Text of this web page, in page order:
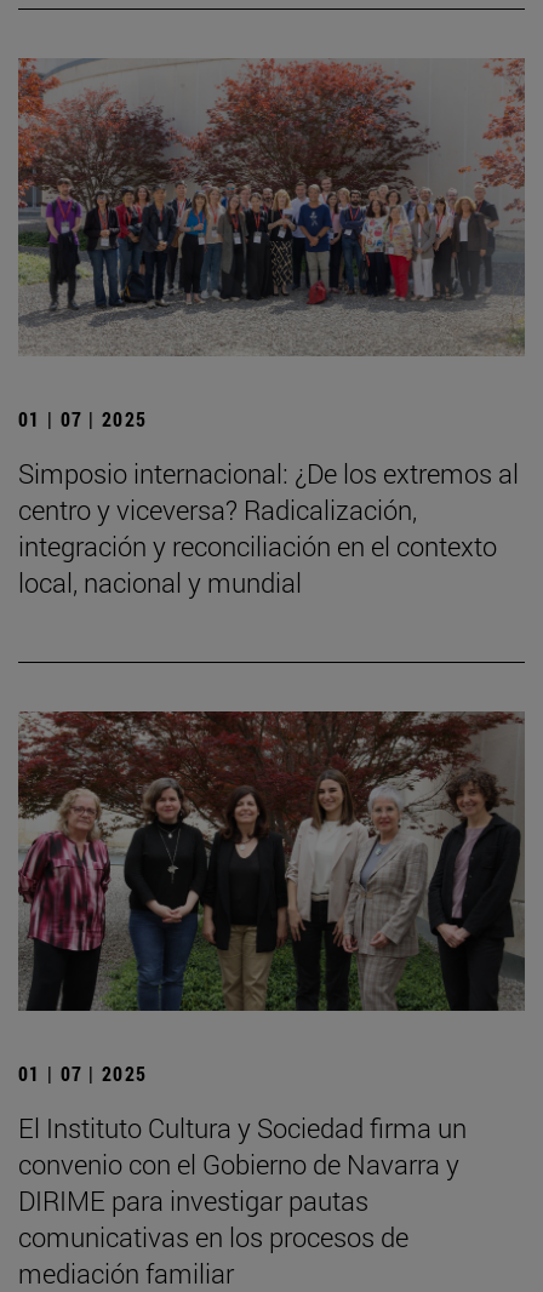
01 | 07 | 2025
Simposio internacional: ¿De los extremos al
centro y viceversa? Radicalización,
integración y reconciliación en el contexto
local, nacional y mundial
01 | 07 | 2025
El Instituto Cultura y Sociedad firma un
convenio con el Gobierno de Navarra y
DIRIME para investigar pautas
comunicativas en los procesos de
mediación familiar